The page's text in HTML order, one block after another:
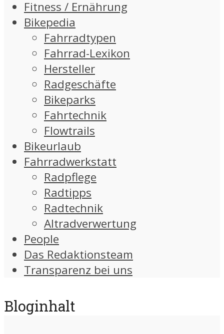
Fitness / Ernährung
Bikepedia
Fahrradtypen
Fahrrad-Lexikon
Hersteller
Radgeschäfte
Bikeparks
Fahrtechnik
Flowtrails
Bikeurlaub
Fahrradwerkstatt
Radpflege
Radtipps
Radtechnik
Altradverwertung
People
Das Redaktionsteam
Transparenz bei uns
Bloginhalt